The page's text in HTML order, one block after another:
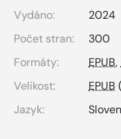
Vydáno:
2024
Počet stran:
300
Formáty:
EPUB,
Velikost:
EPUB
Jazyk: